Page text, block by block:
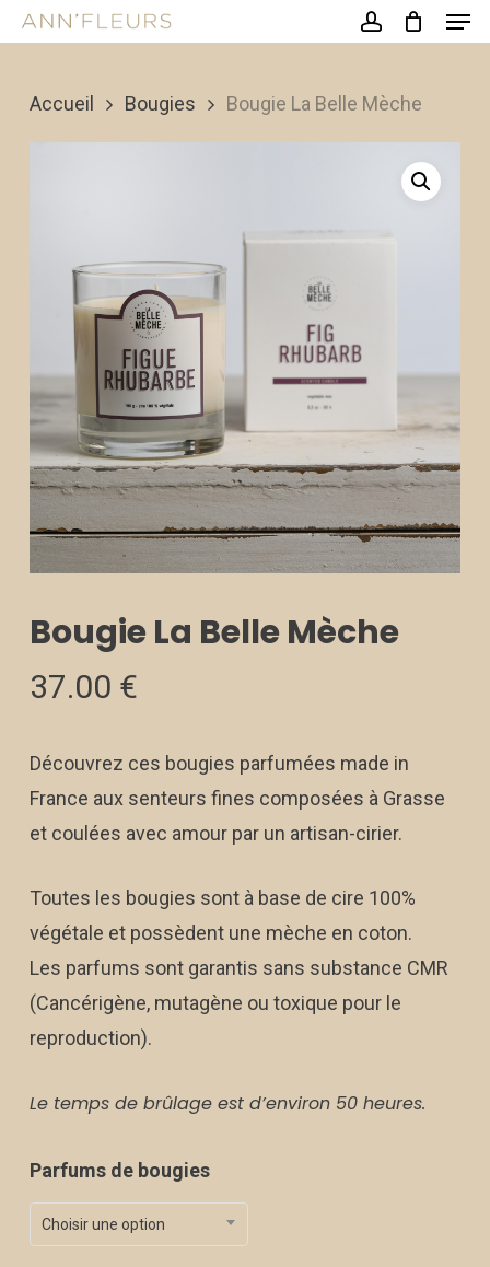
Skip
account
Accueil Bougies Bougie La Belle Mèche
Bougie La Belle Mèche
37.00 €
Découvrez ces bougies parfumées made in
France aux senteurs fines composées à Grasse
et coulées avec amour par un artisan-cirier.
Toutes les bougies sont à base de cire 100%
végétale et possèdent une mèche en coton.
Les parfums sont garantis sans substance CMR
(Cancérigène, mutagène ou toxique pour le
reproduction).
Le temps de brûlage est d’environ 50 heures.
Parfums de bougies
Choisir une option